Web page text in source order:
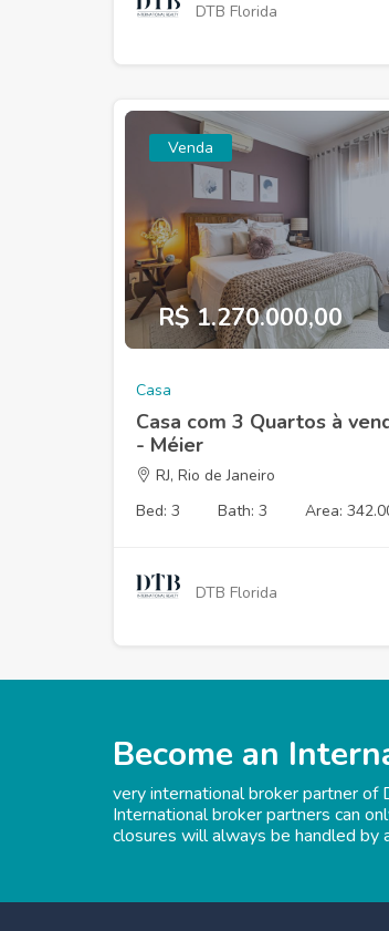
DTB Florida
Venda
R$ 1.270.000,00
Casa
Casa com 3 Quartos à
- Méier
RJ, Rio de Janeiro
Bed: 3
Bath: 3 Area:
DTB Florida
Become an
very international broker partner
International broker partners can
closures will always be handled by